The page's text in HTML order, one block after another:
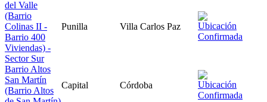
del Valle
(Barrio
Colinas II -
Barrio 400
Viviendas) -
Sector Sur
Punilla Villa Carlos Paz
Barrio Altos
San Martín
(Barrio Altos
Capital Córdoba